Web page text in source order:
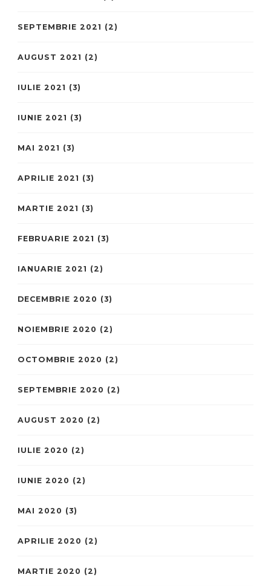
SEPTEMBRIE 2021 (2)
AUGUST 2021 (2)
IULIE 2021 (3)
IUNIE 2021 (3)
MAI 2021 (3)
APRILIE 2021 (3)
MARTIE 2021 (3)
FEBRUARIE 2021 (3)
IANUARIE 2021 (2)
DECEMBRIE 2020 (3)
NOIEMBRIE 2020 (2)
OCTOMBRIE 2020 (2)
SEPTEMBRIE 2020 (2)
AUGUST 2020 (2)
IULIE 2020 (2)
IUNIE 2020 (2)
MAI 2020 (3)
APRILIE 2020 (2)
MARTIE 2020 (2)